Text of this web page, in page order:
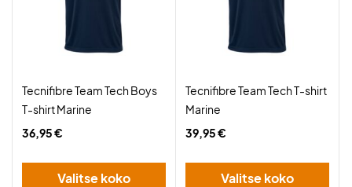
Tecnifibre Team Tech Boys
T-shirt Marine
36,95 €
Valitse koko
Tecnifibre Team Tech T-shirt
Marine
39,95 €
Valitse koko